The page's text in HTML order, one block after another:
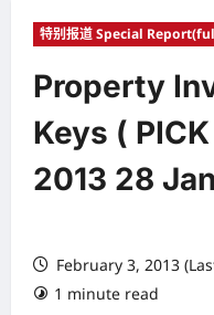
特别报道 Special
Property
Keys (
2013 28
February 3, 2013
1 minute read